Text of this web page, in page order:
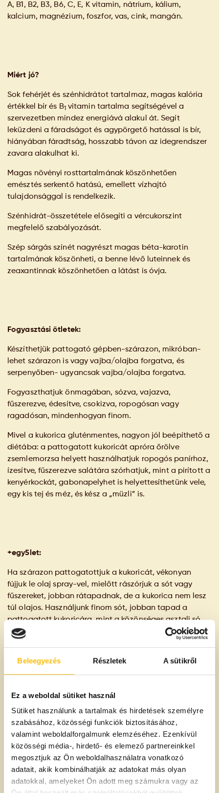
Beleegyezés Részletek A sütikről
Ez a weboldal sütiket használ
Sütiket használunk a tartalmak és hirdetések személyre
szabásához, közösségi funkciók biztosításához,
valamint weboldalforgalmunk elemzéséhez. Ezenkívül
közösségi média-, hirdető- és elemező partnereinkkel
megosztjuk az Ön weboldalhasználatra vonatkozó
adatait, akik kombinálhatják az adatokat más olyan
adatokkal, amelyeket Ön adott meg számukra vagy az
A, B1, B2, B3, B6, C, E, K vitamin, nátrium, kálium,
kalcium, magnézium, foszfor, vas, cink, mangán.
Miért jó?
Sok fehérjét és szénhidrátot tartalmaz, magas kalória
értékkel bír és B1vitamin tartalma segítségével a
szervezetben mindez energiává alakul át. Segít
leküzdeni a fáradságot és agypörgető hatással is bír,
hiányában fáradtság, hosszabb távon az idegrendszer
zavara alakulhat ki.
Magas növényi rosttartalmának köszönhetően
emésztés serkentő hatású, emellett vízhajtó
tulajdonsággal is rendelkezik.
Szénhidrát-összetétele elősegíti a vércukorszint
megfelelő szabályozását.
Szép sárgás színét nagyrészt magas béta-karotin
tartalmának köszönheti, a benne lévő luteinnek és
zeaxantinnak köszönhetően a látást is óvja.
Fogyasztási ötletek:
Készíthetjük pattogató gépben-szárazon, mikróban-
lehet szárazon is vagy vajba/olajba forgatva, és
serpenyőben- ugyancsak vajba/olajba forgatva.
Fogyaszthatjuk önmagában, sózva, vajazva,
fűszerezve, édesítve, csokizva, ropogósan vagy
ragadósan, mindenhogyan finom.
Mivel a kukorica gluténmentes, nagyon jól beépíthető a
diétába: a pattogatott kukoricát apróra őrölve
zsemlemorzsa helyett használhatjuk ropogós panírhoz,
ízesítve, fűszerezve salátára szórhatjuk, mint a pirított a
kenyérkockát, gabonapelyhet is helyettesíthetünk vele,
egy kis tej és méz, és kész a „müzli” is.
+egy5let:
Ha szárazon pattogatottjuk a kukoricát, vékonyan
fújjuk le olaj spray-vel, mielőtt rászórjuk a sót vagy
fűszereket, jobban rátapadnak, de a kukorica nem lesz
túl olajos. Használjunk finom sót, jobban tapad a
pattogatott kukoricára, mint a közönséges asztali só.
(Ha finomítatlan durva sót kávédarálóban vagy konyhai
Pattogatni való kukorica.
A termék származási helye
Argentina